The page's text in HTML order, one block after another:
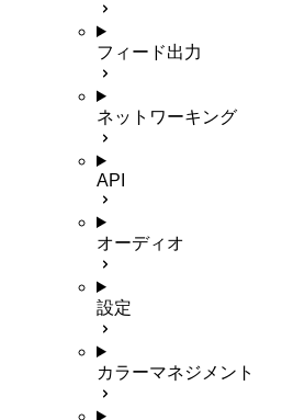
フィード出力
ネットワーキング
API
オーディオ
設定
カラーマネジメント